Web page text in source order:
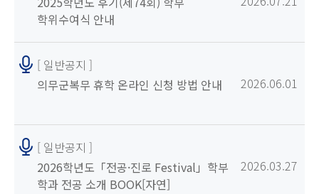
학위수여식 안내
[ 일반공지 ]
의무군복무 휴학 온라인 신청 방법 안내
2026.06.01
[ 일반공지 ]
2026학년도「전공·진로 Festival」학부
학과 전공 소개 BOOK[자연]
2026.03.27